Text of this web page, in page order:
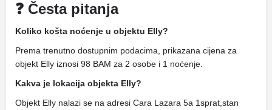
❓ Česta pitanja
Koliko košta noćenje u objektu Elly?
Prema trenutno dostupnim podacima, prikazana cijena za
objekt Elly iznosi 98 BAM za 2 osobe i 1 noćenje.
Kakva je lokacija objekta Elly?
Objekt Elly nalazi se na adresi Cara Lazara 5a 1sprat,stan